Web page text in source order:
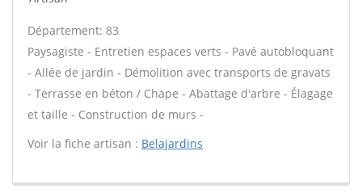
Département: 83
Paysagiste - Entretien espaces verts - Pavé autobloquant
- Allée de jardin - Démolition avec transports de gravats
- Terrasse en béton / Chape - Abattage d'arbre - Élagage
et taille - Construction de murs -
Voir la fiche artisan : Belajardins